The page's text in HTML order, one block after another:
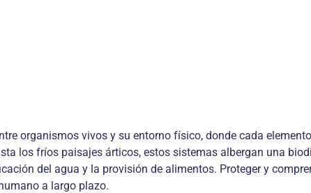
organismos vivos y su entorno físico, donde cada
los fríos paisajes árticos, estos sistemas albergan una
del agua y la provisión de alimentos. Proteger y
a largo plazo.